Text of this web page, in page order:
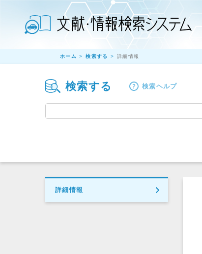
ホーム 検索する 詳細情報
検索する 検索ヘルプ
詳細情報